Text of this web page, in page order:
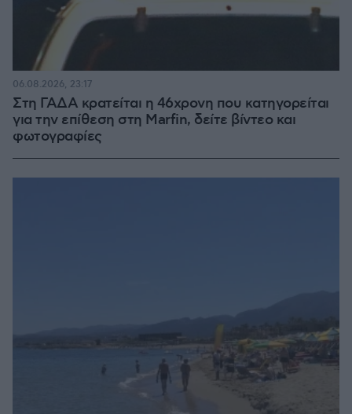
Στη ΓΑΔΑ κρατείται η 46χρονη που κατηγορείται
για την επίθεση στη Marfin, δείτε βίντεο και
φωτογραφίες
06.08.2026, 23:17